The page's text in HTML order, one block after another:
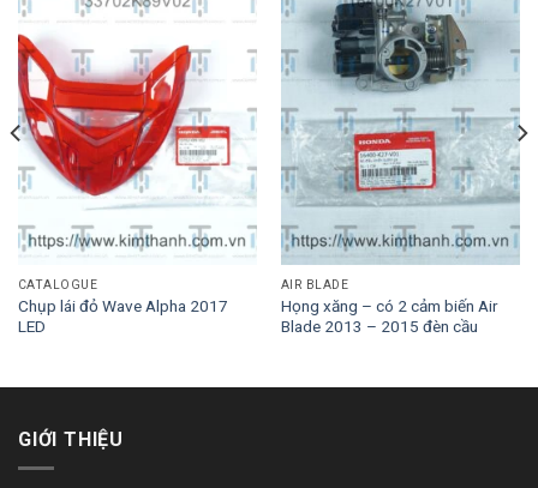
CATALOGUE
Chụp lái đỏ Wave Alpha 2017
LED
AIR BLADE
Họng xăng – có 2 cảm biến Air
Blade 2013 – 2015 đèn cầu
GIỚI THIỆU